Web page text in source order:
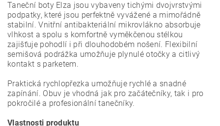
Taneční boty Elza jsou vybaveny tichými dvojvrstvými
podpatky, které jsou perfektně vyvážené a mimořádně
stabilní. Vnitřní antibakteriální mikrovlákno absorbuje
vlhkost a spolu s komfortně vyměkčenou stélkou
zajišťuje pohodlí i při dlouhodobém nošení. Flexibilní
semišová podrážka umožňuje plynulé otočky a citlivý
kontakt s parketem.
Praktická rychlopřezka umožňuje rychlé a snadné
zapínání. Obuv je vhodná jak pro začátečníky, tak i pro
pokročilé a profesionální tanečníky.
Vlastnosti produktu